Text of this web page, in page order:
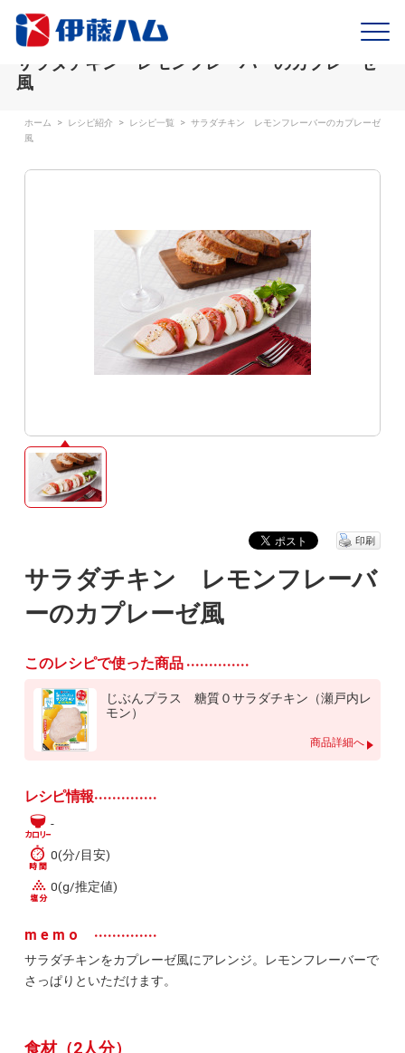
サラダチキン レモンフレーバーのカプレーゼ
風
ホーム > レシピ紹介 > レシピ一覧 > サラダチキン レモンフレーバーのカプレーゼ
風
サラダチキン レモンフレーバ
ーのカプレーゼ風
印刷
このレシピで使った商品
じぶんプラス 糖質０サラダチキン（瀬戸内レ
モン）
商品詳細へ
レシピ情報
-
0(分/目安)
0(g/推定値)
memo
サラダチキンをカプレーゼ風にアレンジ。レモンフレーバーで
さっぱりといただけます。
食材（2人分）